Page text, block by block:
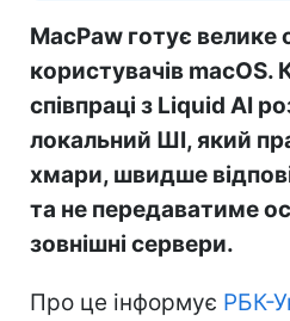
MacPaw готує велике
користувачів macOS.
співпраці з Liquid AI
локальний ШІ, який
хмари, швидше
та не передаватиме
зовнішні сервери.
Про це інформує РБК-